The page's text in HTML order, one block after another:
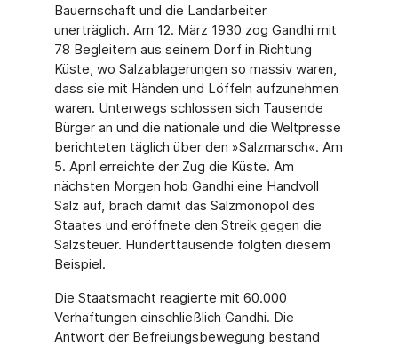
Bauern­schaft und die Landarbeiter
unerträglich. Am 12. März 1930 zog Gandhi mit
78 Begleitern aus seinem Dorf in Richtung
Küste, wo Salzablagerungen so massiv waren,
dass sie mit Händen und Löffeln aufzunehmen
waren. Unterwegs schlossen sich Tausende
Bürger an und die nationale und die Weltpresse
berichteten täglich über den »Salzmarsch«. Am
5. April erreichte der Zug die Küste. Am
nächsten Morgen hob Gandhi eine Handvoll
Salz auf, brach damit das Salzmonopol des
Staates und eröffnete den Streik gegen die
Salzsteuer. Hunderttausende folgten diesem
Beispiel.
Die Staatsmacht reagierte mit 60.000
Verhaftungen einschließlich Gandhi. Die
Antwort der Befreiungsbewegung bestand